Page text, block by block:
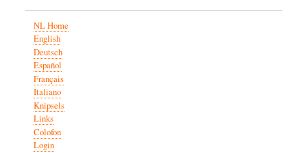
NL Home
English
Deutsch
Español
Français
Italiano
Knipsels
Links
Colofon
Login